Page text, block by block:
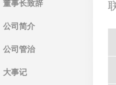
董事长致辞
公司简介
公司管治
大事记